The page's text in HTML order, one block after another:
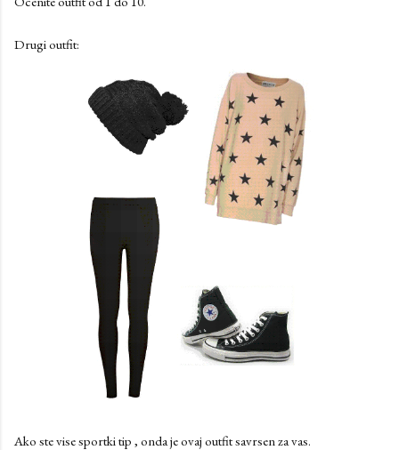
Drugi outfit:
Ako ste vise sportki tip , onda je ovaj outfit savrsen za vas.